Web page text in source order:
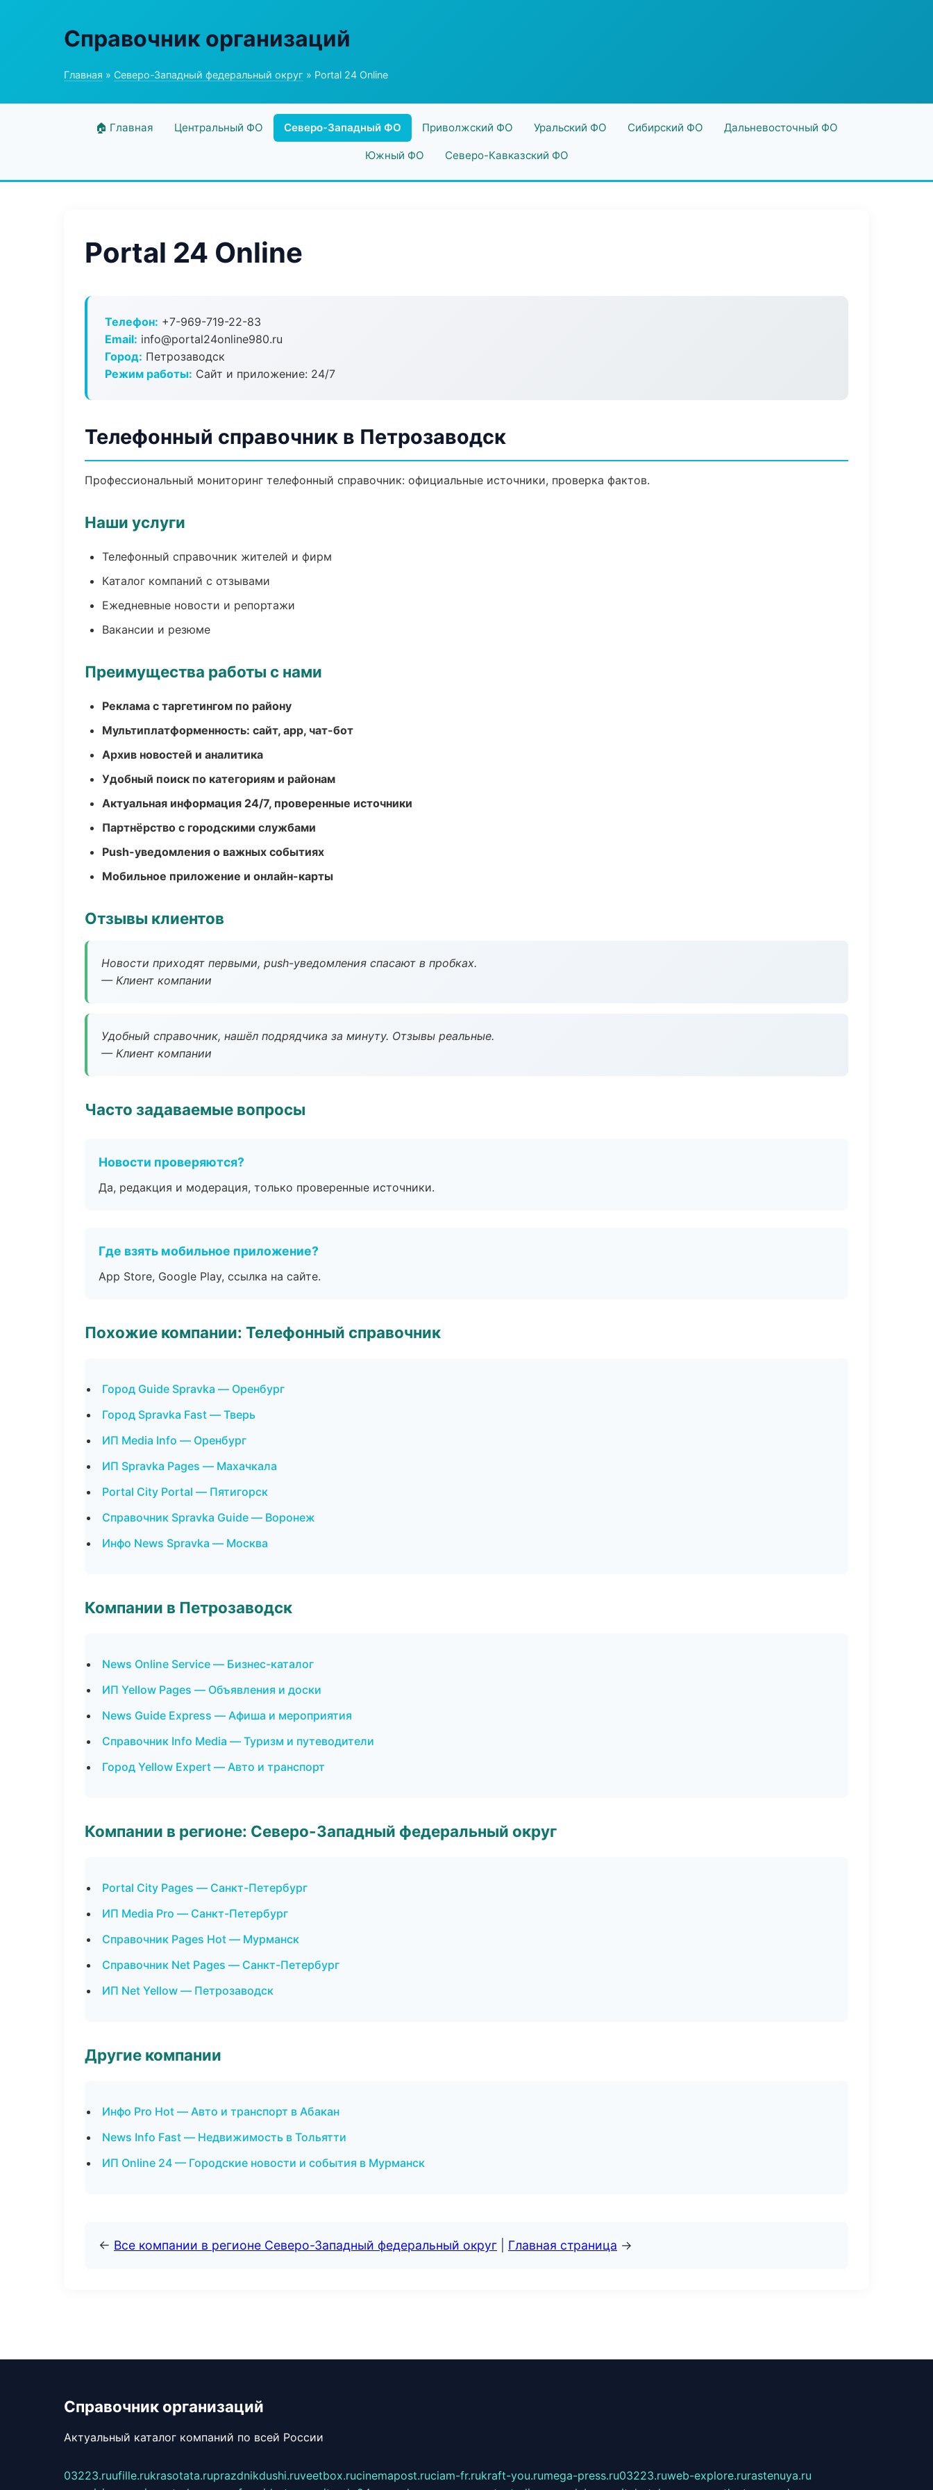
Справочник организаций
Главная » Северо-Западный федеральный округ » Portal 24 Online
🏠 Главная Центральный ФО Северо-Западный ФО Приволжский ФО Уральский ФО Сибирский ФО Дальневосточный ФО
Южный ФО Северо-Кавказский ФО
Portal 24 Online
Телефон: +7-969-719-22-83
Email: info@portal24online980.ru
Город: Петрозаводск
Режим работы: Сайт и приложение: 24/7
Телефонный справочник в Петрозаводск
Профессиональный мониторинг телефонный справочник: официальные источники, проверка фактов.
Наши услуги
Телефонный справочник жителей и фирм
Каталог компаний с отзывами
Ежедневные новости и репортажи
Вакансии и резюме
Преимущества работы с нами
Реклама с таргетингом по району
Мультиплатформенность: сайт, app, чат-бот
Архив новостей и аналитика
Удобный поиск по категориям и районам
Актуальная информация 24/7, проверенные источники
Партнёрство с городскими службами
Push-уведомления о важных событиях
Мобильное приложение и онлайн-карты
Отзывы клиентов
Новости приходят первыми, push-уведомления спасают в пробках.
— Клиент компании
Удобный справочник, нашёл подрядчика за минуту. Отзывы реальные.
— Клиент компании
Часто задаваемые вопросы
Новости проверяются?
Да, редакция и модерация, только проверенные источники.
Где взять мобильное приложение?
App Store, Google Play, ссылка на сайте.
Похожие компании: Телефонный справочник
Город Guide Spravka — Оренбург
Город Spravka Fast — Тверь
ИП Media Info — Оренбург
ИП Spravka Pages — Махачкала
Portal City Portal — Пятигорск
Справочник Spravka Guide — Воронеж
Инфо News Spravka — Москва
Компании в Петрозаводск
News Online Service — Бизнес-каталог
ИП Yellow Pages — Объявления и доски
News Guide Express — Афиша и мероприятия
Справочник Info Media — Туризм и путеводители
Город Yellow Expert — Авто и транспорт
Компании в регионе: Северо-Западный федеральный округ
Portal City Pages — Санкт-Петербург
ИП Media Pro — Санкт-Петербург
Справочник Pages Hot — Мурманск
Справочник Net Pages — Санкт-Петербург
ИП Net Yellow — Петрозаводск
Другие компании
Инфо Pro Hot — Авто и транспорт в Абакан
News Info Fast — Недвижимость в Тольятти
ИП Online 24 — Городские новости и события в Мурманск
← Все компании в регионе Северо-Западный федеральный округ Главная страница →
Справочник организаций
Актуальный каталог компаний по всей России
03223.ruufille.rukrasotata.ruprazdnikdushi.ruveetbox.rucinemapost.ruciam-fr.rukraft-you.rumega-press.ru03223.ruweb-explore.rurastenuya.ru